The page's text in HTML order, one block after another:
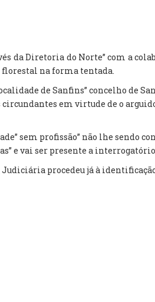
da Diretoria do Norte” com a
na forma tentada.
de Sanfins” concelho de
circundantes em virtude de o
sem profissão” não lhe
e vai ser presente a
procedeu já à